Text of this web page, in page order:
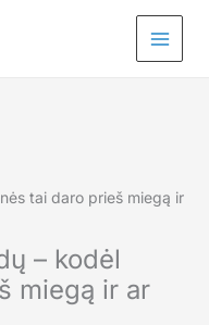
tai daro prieš miegą ir
– kodėl
miegą ir ar